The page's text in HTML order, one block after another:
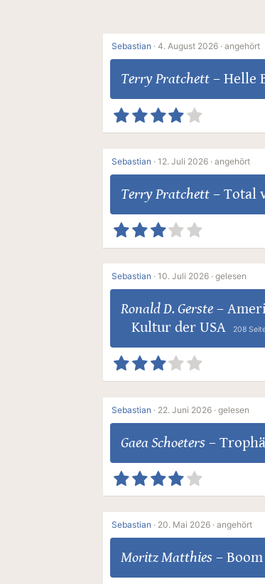
Sebastian · 4. August 2026 · angehört
Terry Pratchett– Helle
Sebastian · 12. Juli 2026 · angehört
Terry Pratchett– Total
Sebastian · 10. Juli 2026 · gelesen
Ronald D. Gerste–
Kultur der USA
208
Sebastian · 22. Juni 2026 · gelesen
Gaea Schoeters –
Sebastian · 20. Mai 2026 · angehört
Moritz Matthies –